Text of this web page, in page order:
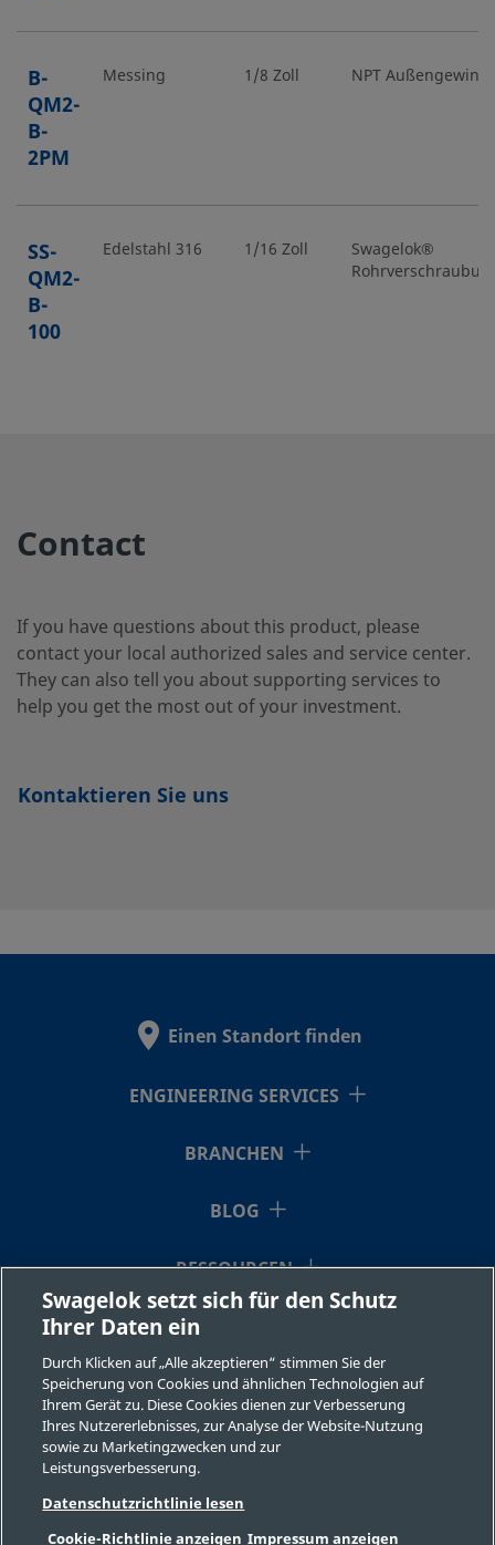
B-
QM2-
B-
2PM
Messing 1/8 Zoll NPT
SS-
QM2-
B-
100
Edelstahl 316 1/16 Zoll
Swagelok®
QM2-
B-
2PM
QM2-
Contact
If you have questions about this product, please
contact your local authorized sales and service center.
They can also tell you about supporting services to
help you get the most out of your investment.
Kontaktieren Sie uns
Einen Standort finden
ENGINEERING SERVICES
BRANCHEN
BLOG
RESSOURCEN
ÜBER UNS
©2026 Swagelok Company. Alle Rechte vorbehalten.
Swagelok setzt sich für den Schutz
Ihrer Daten ein
Durch Klicken auf „Alle akzeptieren“ stimmen Sie der
Speicherung von Cookies und ähnlichen Technologien auf
Ihrem Gerät zu. Diese Cookies dienen zur Verbesserung
Ihres Nutzererlebnisses, zur Analyse der Website-Nutzung
sowie zu Marketingzwecken und zur
Leistungsverbesserung.
Datenschutzrichtlinie lesen
Cookie-Richtlinie anzeigen Impressum anzeigen